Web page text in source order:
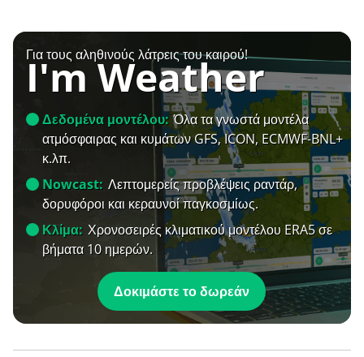
Για τους αληθινούς λάτρεις του καιρού!
I'm Weather
Δεδομένα μοντέλου: Όλα τα γνωστά μοντέλα
ατμόσφαιρας και κυμάτων GFS, ICON, ECMWF-BNL+
κ.λπ.
Nowcast: Λεπτομερείς προβλέψεις ραντάρ,
δορυφόροι και κεραυνοί παγκοσμίως.
Κλίμα: Χρονοσειρές κλιματικού μοντέλου ERA5 σε
βήματα 10 ημερών.
Δοκιμάστε το δωρεάν